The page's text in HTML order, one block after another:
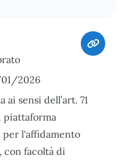
2026
sensi dell’art. 71
piattaforma
l'affidamento
facoltà di